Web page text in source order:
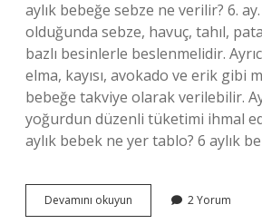
aylık bebeğe sebze ne verilir? 6.
olduğunda sebze, havuç, tahıl,
bazlı besinlerle beslenmelidir.
elma, kayısı, avokado ve erik gibi
bebeğe takviye olarak verilebilir.
yoğurdun düzenli tüketimi ihmal
aylık bebek ne yer tablo? 6 aylık
Devamını okuyun
Aylik
2 Yorum